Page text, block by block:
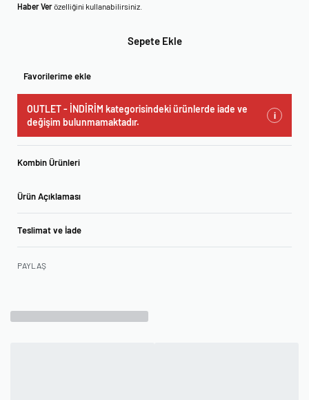
Haber Verözelliğini kullanabilirsiniz.
Sepete Ekle
Favorilerime ekle
OUTLET - İNDİRİM kategorisindeki ürünlerde iade ve
değişim bulunmamaktadır.
i
Kombin Ürünleri
Ürün Açıklaması
Teslimat ve İade
PAYLAŞ